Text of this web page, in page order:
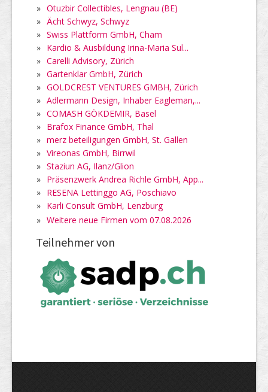
» Otuzbir Collectibles, Lengnau (BE)
» Ächt Schwyz, Schwyz
» Swiss Plattform GmbH, Cham
» Kardio & Ausbildung Irina-Maria Sul...
» Carelli Advisory, Zürich
» Gartenklar GmbH, Zürich
» GOLDCREST VENTURES GMBH, Zürich
» Adlermann Design, Inhaber Eagleman,...
» COMASH GÖKDEMIR, Basel
» Brafox Finance GmbH, Thal
» merz beteiligungen GmbH, St. Gallen
» Vireonas GmbH, Birrwil
» Staziun AG, Ilanz/Glion
» Präsenzwerk Andrea Richle GmbH, App...
» RESENA Lettinggo AG, Poschiavo
» Karli Consult GmbH, Lenzburg
» Weitere neue Firmen vom 07.08.2026
Teilnehmer von